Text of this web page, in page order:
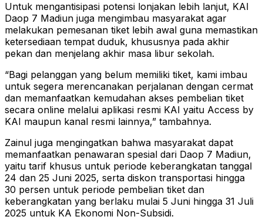
Untuk mengantisipasi potensi lonjakan lebih lanjut, KAI
Daop 7 Madiun juga mengimbau masyarakat agar
melakukan pemesanan tiket lebih awal guna memastikan
ketersediaan tempat duduk, khususnya pada akhir
pekan dan menjelang akhir masa libur sekolah.
“Bagi pelanggan yang belum memiliki tiket, kami imbau
untuk segera merencanakan perjalanan dengan cermat
dan memanfaatkan kemudahan akses pembelian tiket
secara online melalui aplikasi resmi KAI yaitu Access by
KAI maupun kanal resmi lainnya,” tambahnya.
Zainul juga mengingatkan bahwa masyarakat dapat
memanfaatkan penawaran spesial dari Daop 7 Madiun,
yaitu tarif khusus untuk periode keberangkatan tanggal
24 dan 25 Juni 2025, serta diskon transportasi hingga
30 persen untuk periode pembelian tiket dan
keberangkatan yang berlaku mulai 5 Juni hingga 31 Juli
2025 untuk KA Ekonomi Non-Subsidi.